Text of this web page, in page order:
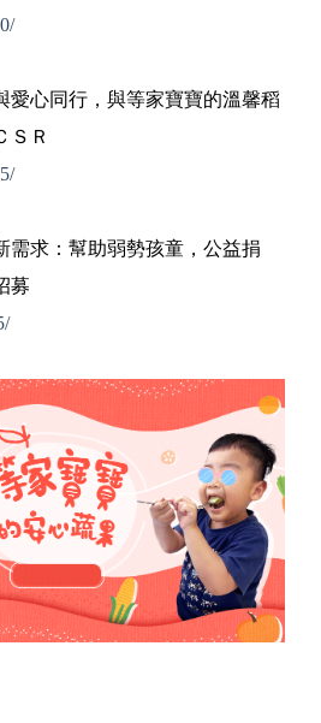
愛心同行，與等家寶寶的溫馨稻
ＳＲ
需求：幫助弱勢孩童，公益捐
募